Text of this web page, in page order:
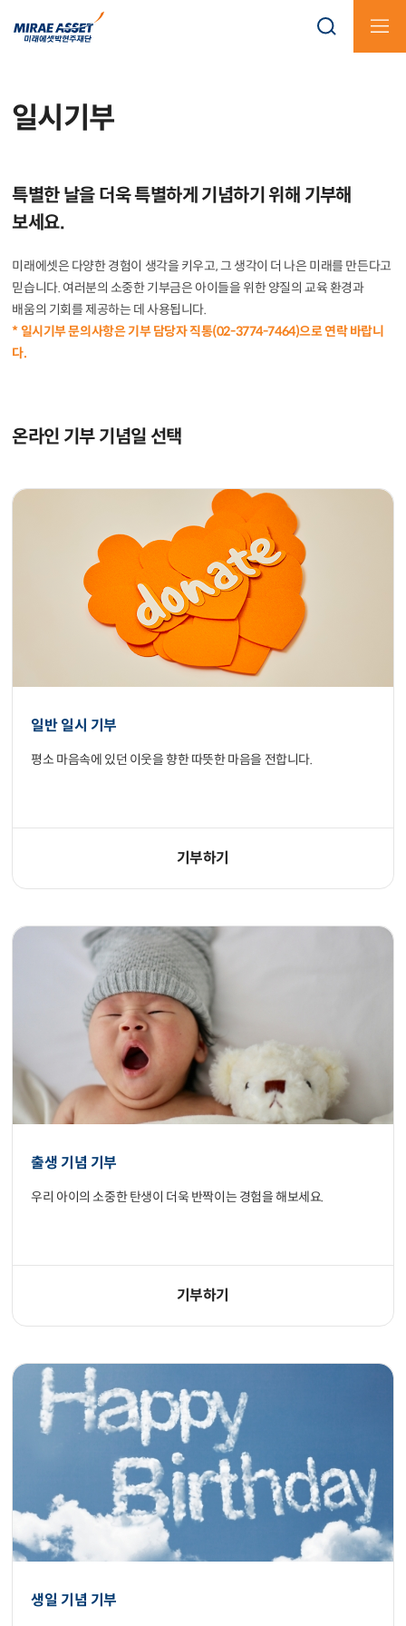
일시기부
특별한 날을 더욱 특별하게 기념하기 위해 기부해
보세요.
미래에셋은 다양한 경험이 생각을 키우고, 그 생각이 더 나은 미래를 만든다고
믿습니다. 여러분의 소중한 기부금은 아이들을 위한 양질의 교육 환경과
배움의 기회를 제공하는 데 사용됩니다.
* 일시기부 문의사항은 기부 담당자 직통(02-3774-7464)으로 연락 바랍니
다.
온라인 기부 기념일 선택
일반 일시 기부
평소 마음속에 있던 이웃을 향한 따뜻한 마음을 전합니다.
기부하기
출생 기념 기부
우리 아이의 소중한 탄생이 더욱 반짝이는 경험을 해보세요.
기부하기
생일 기념 기부